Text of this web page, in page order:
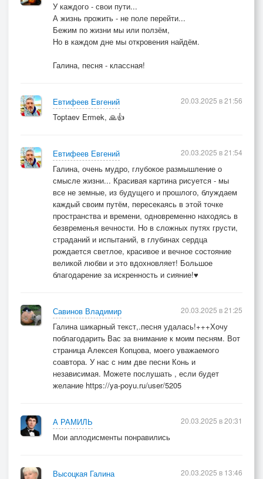
У каждого - свои пути...
А жизнь прожить - не поле перейти...
Бежим по жизни мы или ползём,
Но в каждом дне мы откровения найдём.
Галина, песня - классная!
Евтифеев Евгений
Toptaev Ermek, 🙏👍
20.03.2025 в 21:56
Евтифеев Евгений
Галина, очень мудро, глубокое размышление о
смысле жизни... Красивая картина рисуется - мы
все не земные, из будущего и прошлого, блуждаем
каждый своим путём, пересекаясь в этой точке
пространства и времени, одновременно находясь в
безвременья вечности. Но в сложных путях грусти,
страданий и испытаний, в глубинах сердца
рождается светлое, красивое и вечное состояние
великой любви и это вдохновляет! Большое
благодарение за искренность и сияние!♥️
20.03.2025 в 21:54
Савинов Владимир
Галина шикарный текст,.песня удалась!+++Хочу
поблагодарить Вас за внимание к моим песням. Вот
страница Алексея Копцова, моего уважаемого
соавтора. У нас с ним две песни Конь и
независимая. Можете послушать , если будет
желание https://ya-poyu.ru/user/5205
20.03.2025 в 21:25
А РАМИЛЬ
Мои аплодисменты понравились
20.03.2025 в 20:31
Высоцкая Галина 20.03.2025 в 13:46